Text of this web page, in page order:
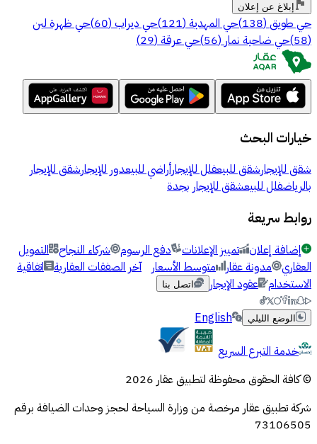
إبلاغ عن إعلان
حي طويق(
138
)حي المهدية(
121
)حي ديراب(
60
)حي ظهرة لبن
(
58
)حي ضاحية نمار (
56
)حي عرقة(
29
)
خيارات البحث
شقق للإيجارشقق للبيعفلل للإيجارأراضي للبيعدور للإيجارشقق للإيجار
بالرياضفلل للبيعشقق للإيجار بجدة
روابط سريعة
إضافة إعلان تمييز الإعلانات دفع الرسوم شركاء النجاح
التمويل
العقاري
مدونة عقار متوسط الأسعار آخر الصفقات العقارية
اتفاقية
الاستخدام عقود الإيجار اتصل بنا
الوضع الليلي
English
خدمة التبرع السريع
© كافة الحقوق محفوظة لتطبيق عقار 2026
شركة تطبيق عقار مرخصة من وزارة السياحة لحجز وحدات الضيافة برقم
73106505